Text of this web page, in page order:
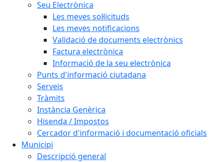
Seu Electrònica
Les meves sol·licituds
Les meves notificacions
Validació de documents electrònics
Factura electrònica
Informació de la seu electrònica
Punts d'informació ciutadana
Serveis
Tràmits
Instància Genèrica
Hisenda / Impostos
Cercador d'informació i documentació oficials
Municipi
Descripció general